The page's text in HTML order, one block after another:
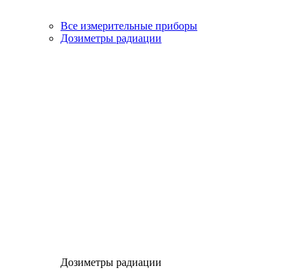
Все измерительные приборы
Дозиметры радиации
Дозиметры радиации